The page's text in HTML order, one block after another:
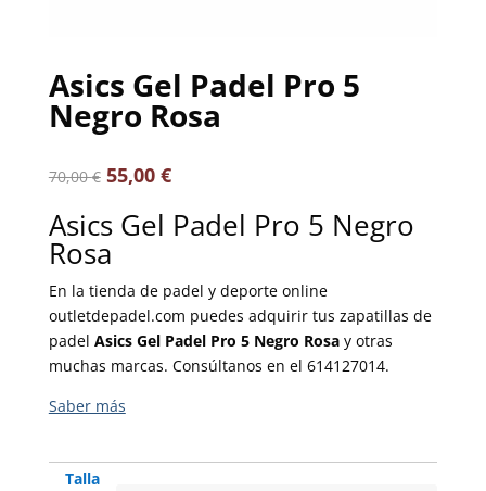
Asics Gel Padel Pro 5
Negro Rosa
70,00€ 55,00 €
Asics Gel Padel Pro 5 Negro
Rosa
En la tienda de padel y deporte online
outletdepadel.com puedes adquirir tus zapatillas de
padel Asics Gel Padel Pro 5 Negro Rosay otras
muchas marcas. Consúltanos en el 614127014.
Talla